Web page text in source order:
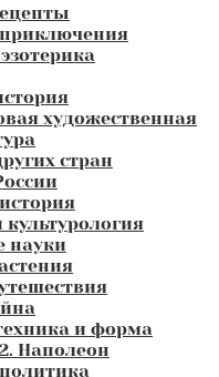
художественная
стран
науки
и форма
Наполеон